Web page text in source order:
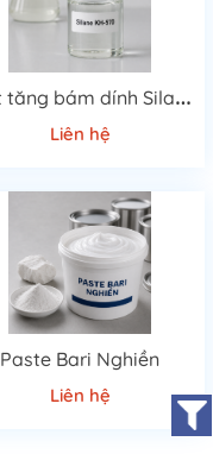
C
hất tăng bám dính Silane KH-570
Liên hệ
Paste Bari Nghiền
Liên hệ